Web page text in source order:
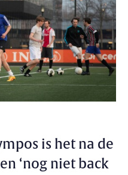
is het na de
‘nog niet back